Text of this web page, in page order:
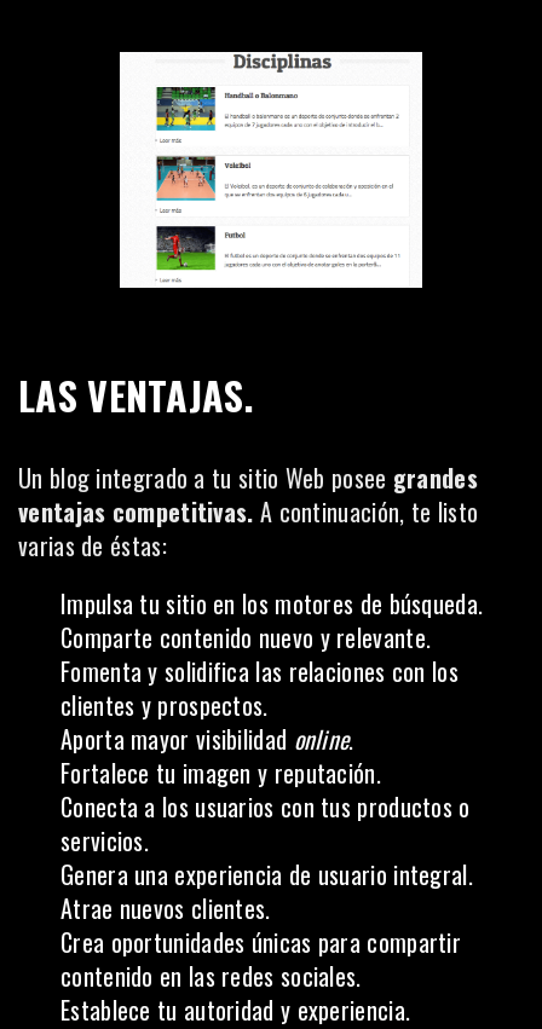
LAS VENTAJAS.
Un blog integrado a tu sitio Web posee grandes
ventajas competitivas. A continuación, te listo
varias de éstas:
Impulsa tu sitio en los motores de búsqueda.
Comparte contenido nuevo y relevante.
Fomenta y solidifica las relaciones con los
clientes y prospectos.
Aporta mayor visibilidad online.
Fortalece tu imagen y reputación.
Conecta a los usuarios con tus productos o
servicios.
Genera una experiencia de usuario integral.
Atrae nuevos clientes.
Crea oportunidades únicas para compartir
contenido en las redes sociales.
Establece tu autoridad y experiencia.